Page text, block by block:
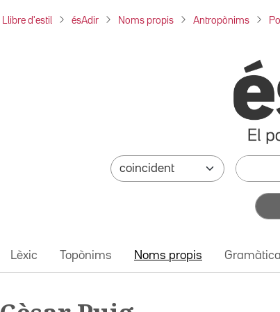
Llibre d'estil ésAdir Noms propis Antropònims
Lèxic Topònims Noms propis Gramàtica